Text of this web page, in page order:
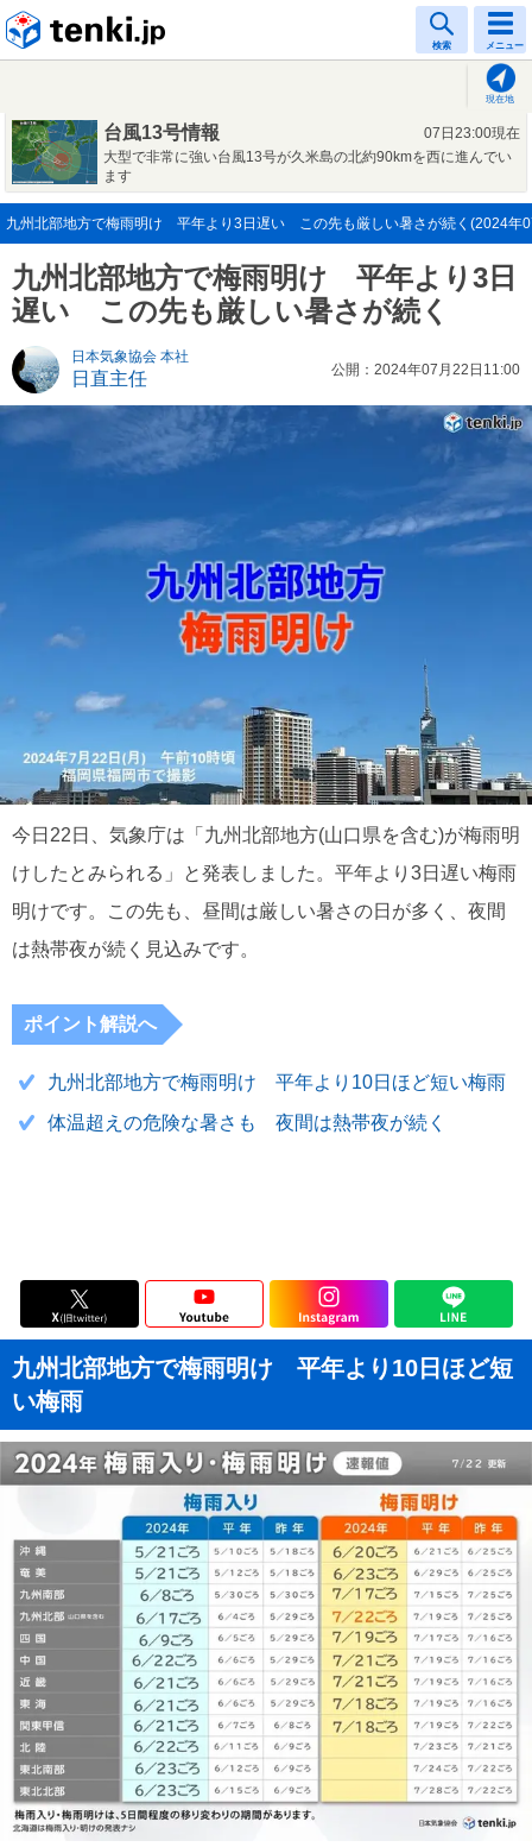
検索 メニュー
現在地
台風13号情報
07日23:00現在
大型で非常に強い台風13号が久米島の北約90kmを西に進んでい
ます
九州北部地方で梅雨明け 平年より3日遅い この先も厳しい暑さが続く(2024年
九州北部地方で梅雨明け 平年より3日
遅い この先も厳しい暑さが続く
日本気象協会 本社
日直主任 公開：2024年07月22日11:00
今日22日、気象庁は「九州北部地方(山口県を含む)が梅雨明
けしたとみられる」と発表しました。平年より3日遅い梅雨
明けです。この先も、昼間は厳しい暑さの日が多く、夜間
は熱帯夜が続く見込みです。
ポイント解説へ
九州北部地方で梅雨明け 平年より10日ほど短い梅雨
体温超えの危険な暑さも 夜間は熱帯夜が続く
九州北部地方で梅雨明け 平年より10日ほど短
い梅雨